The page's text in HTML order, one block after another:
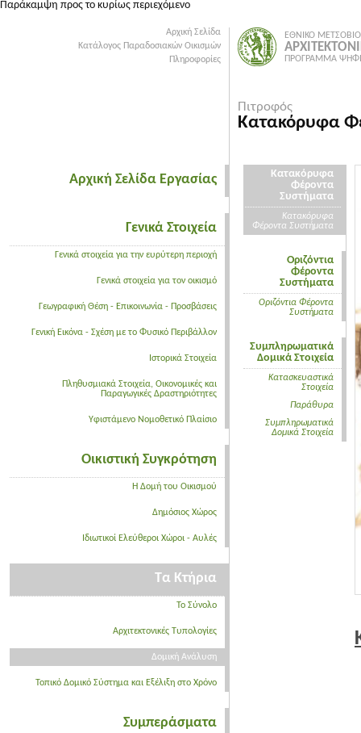
Παράκαμψη προς το κυρίως περιεχόμενο
Αρχική Σελίδα
Κατάλογος Παραδοσιακών Οικισμών
Πληροφορίες
Αρχική Σελίδα Εργασίας
Γενικά Στοιχεία
Γενικά στοιχεία για την ευρύτερη περιοχή
Γενικά στοιχεία για τον οικισμό
Γεωγραφική Θέση - Επικοινωνία - Προσβάσεις
Γενική Εικόνα - Σχέση με το Φυσικό Περιβάλλον
Ιστορικά Στοιχεία
Πληθυσμιακά Στοιχεία, Οικονομικές και
Παραγωγικές Δραστηριότητες
Υφιστάμενο Νομοθετικό Πλαίσιο
Οικιστική Συγκρότηση
Η Δομή του Οικισμού
Δημόσιος Χώρος
Ιδιωτικοί Ελεύθεροι Χώροι - Αυλές
Τα Κτήρια
Το Σύνολο
Αρχιτεκτονικές Τυπολογίες
Δομική Ανάλυση
Τοπικό Δομικό Σύστημα και Εξέλιξη στο Χρόνο
Συμπεράσματα
ΕΘΝΙΚΟ
ΠΡΟΓΡΑΜΜΑ
Πιτροφός
Κατακόρυφα
Κατακόρυφα
Φέροντα
Συστήματα
Κατακόρυφα
Φέροντα Συστήματα
Οριζόντια
Φέροντα
Συστήματα
Οριζόντια Φέροντα
Συστήματα
Συμπληρωματικά
Δομικά Στοιχεία
Κατασκευαστικά
Στοιχεία
Παράθυρα
Συμπληρωματικά
Δομικά Στοιχεία